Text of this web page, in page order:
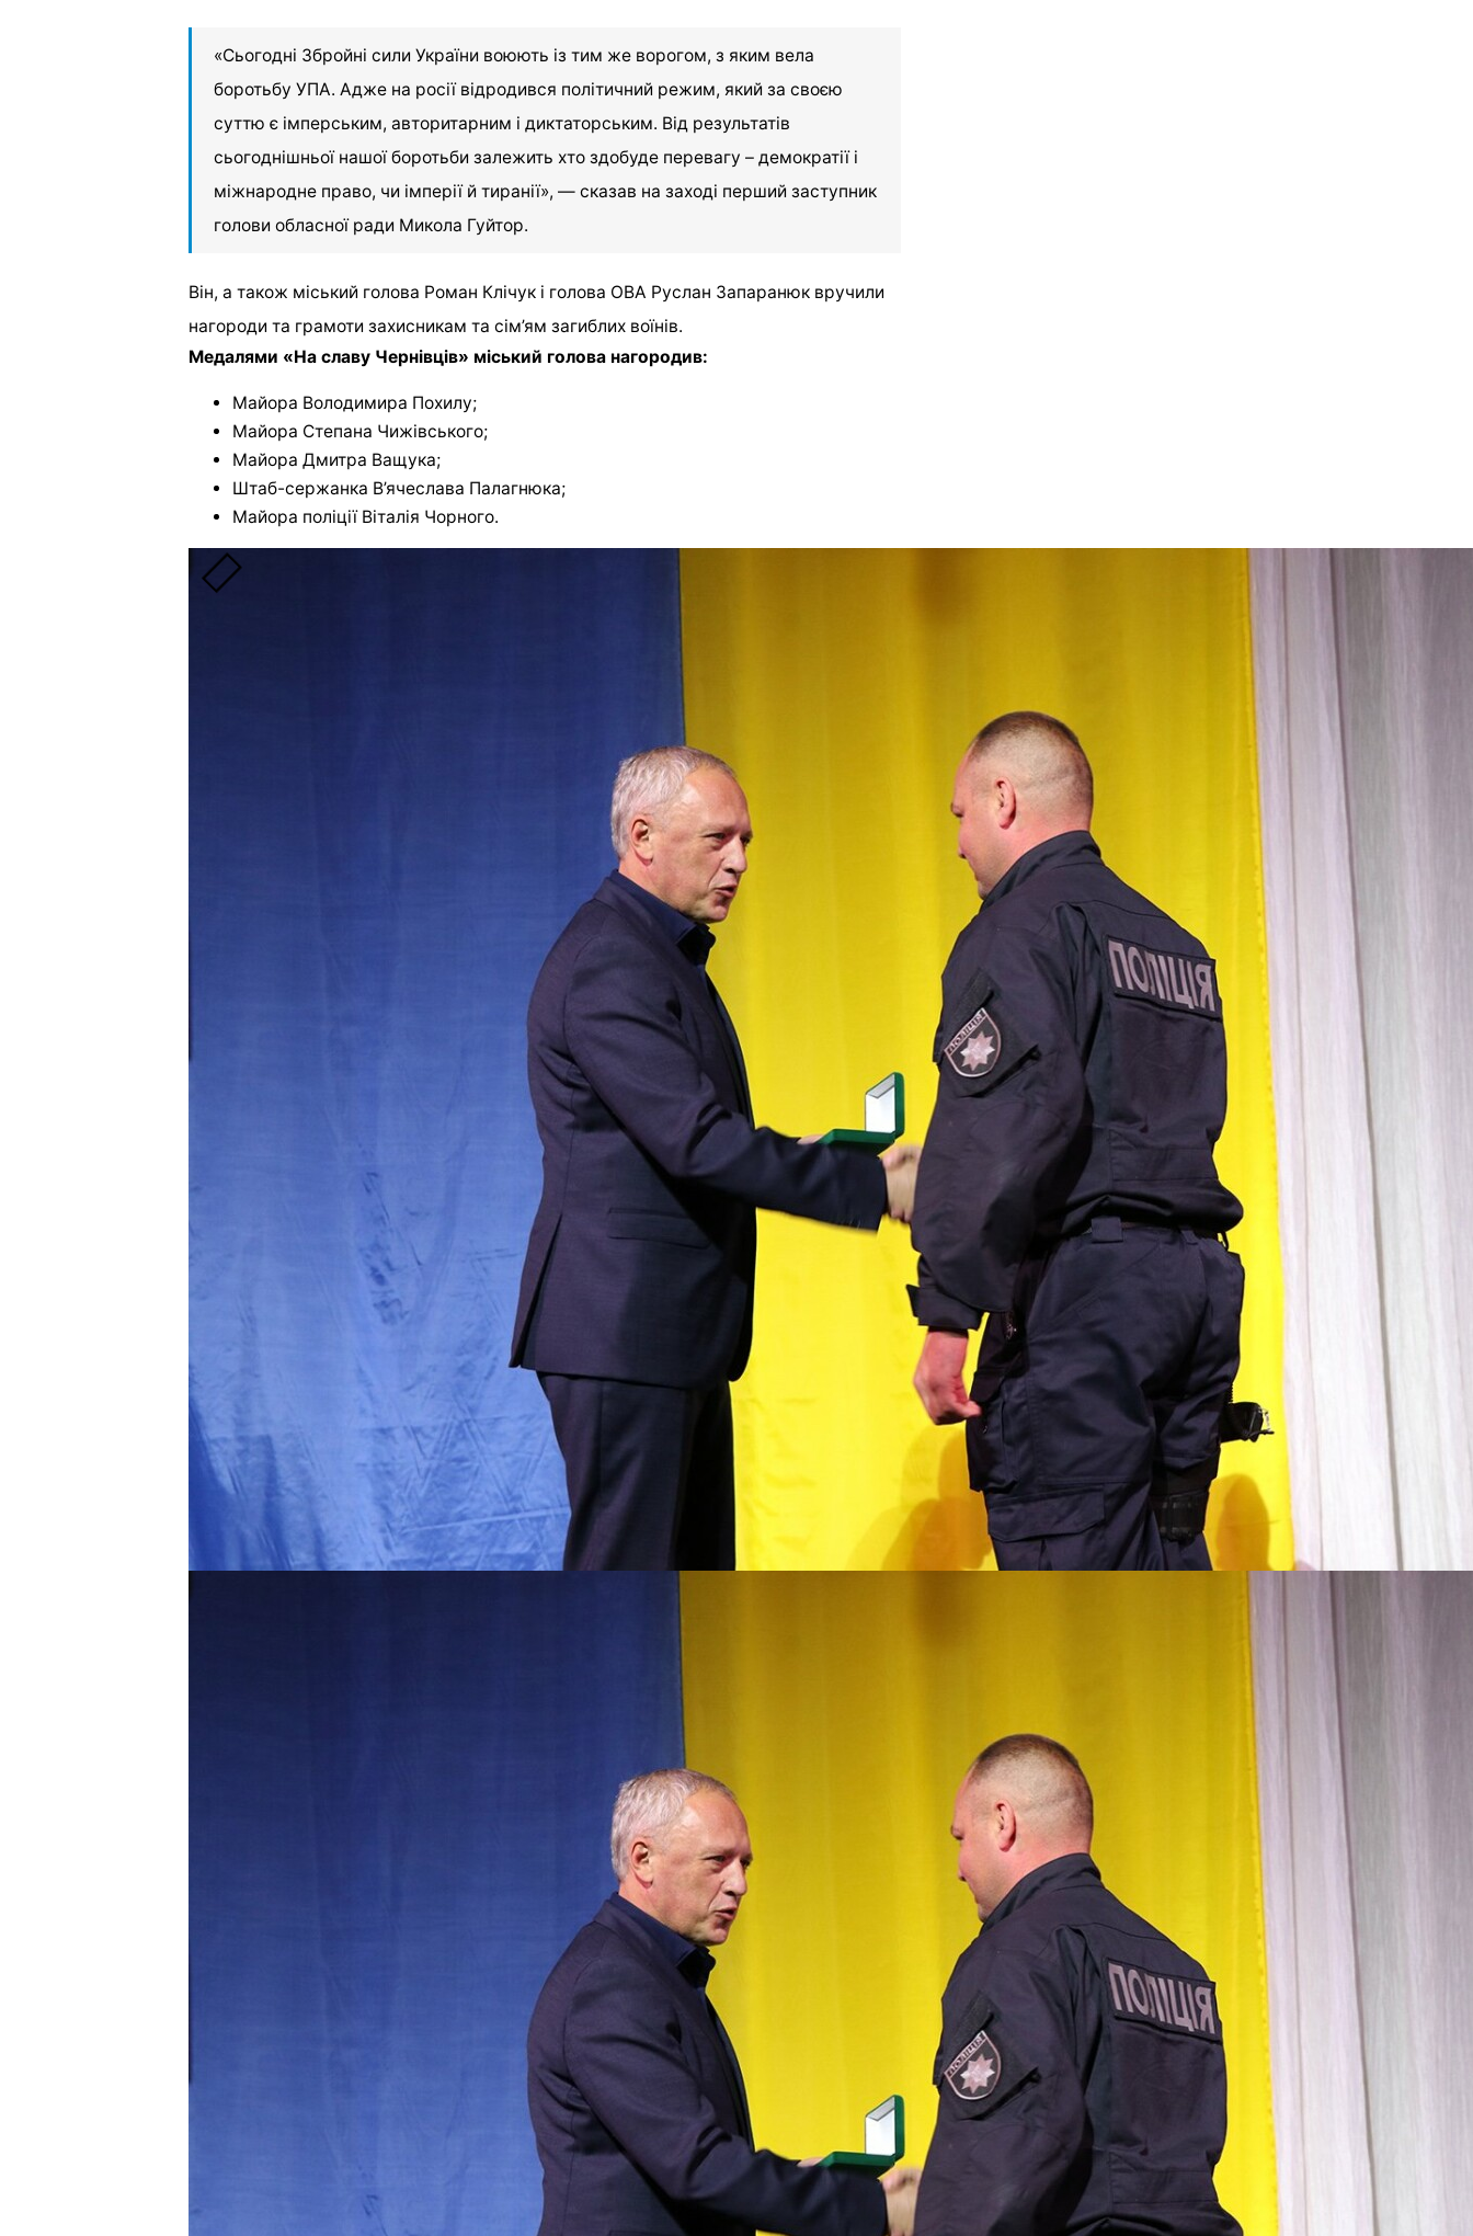
«Сьогодні Збройні сили України воюють із тим же ворогом, з яким вела
боротьбу УПА. Адже на росії відродився політичний режим, який за своєю
суттю є імперським, авторитарним і диктаторським. Від результатів
сьогоднішньої нашої боротьби залежить хто здобуде перевагу – демократії і
міжнародне право, чи імперії й тиранії», — сказав на заході перший заступник
голови обласної ради Микола Гуйтор.
Він, а також міський голова Роман Клічук і голова ОВА Руслан Запаранюк вручили
нагороди та грамоти захисникам та сім’ям загиблих воїнів.
Медалями «На славу Чернівців» міський голова нагородив:
Майора Володимира Похилу;
Майора Степана Чижівського;
Майора Дмитра Ващука;
Штаб-сержанка В’ячеслава Палагнюка;
Майора поліції Віталія Чорного.
Почесними грамотами від обласної адміністрації нагородили:
Начальника служби перевезень Ігоря Дерменжі;
Начальника складу – начальника групи зберігання Василя Купчанка;
Оператора відділення військового обліку Дениса Кривов’язого;
Подяку голови ОВА оголосили офіцеру Владиславу Гончару.